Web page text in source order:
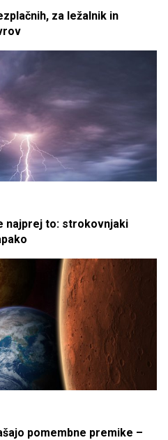
za ležalnik in
najprej to: strokovnjaki
pomembne premike –